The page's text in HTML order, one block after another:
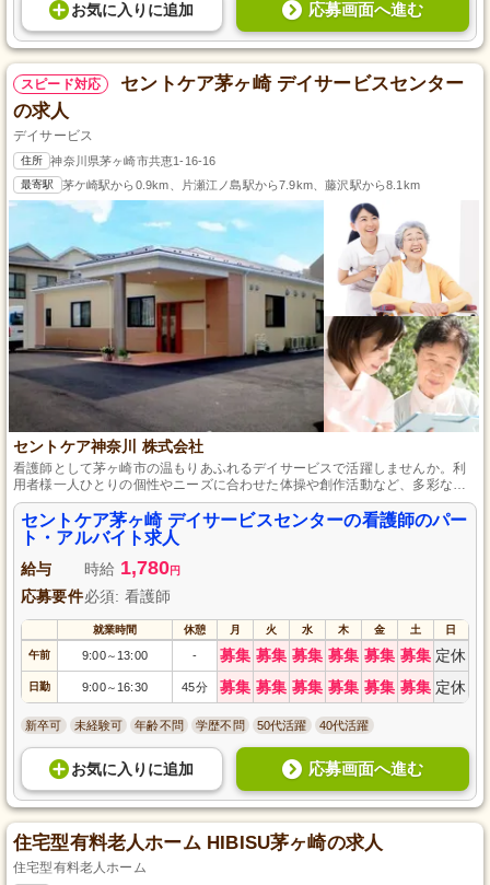
お気に入り に追加 応募画面へ進む
スピード対応
セントケア茅ヶ崎 デイサービスセンター
の求人
デイサービス
住所 神奈川県茅ヶ崎市共恵1-16-16
最寄駅 茅ケ崎駅から0.9km、片瀬江ノ島駅から7.9km、藤沢駅から8.1km
セントケア神奈川 株式会社
看護師として茅ヶ崎市の温もりあふれるデイサービスで活躍しませんか。利
用者様一人ひとりの個性やニーズに合わせた体操や創作活動など、多彩なプ
ログラムを通じて健康サポートを行います。未経験からスタートでも安心の
研修制度や資格取得支援制度も完備し、家庭や子育てともバランスよく両立
できる職場環境を整えています。
セントケア茅ヶ崎 デイサービスセンターの看護師のパー
ト・アルバイト求人
給与 時給 1,780円
応募要件必須: 看護師
就業時間 休憩 月 火 水 木 金 土 日
午前 9:00～ 13:00 - 募集 募集 募集 募集 募集 募集 定休
日勤 9:00～ 16:30 45分 募集 募集 募集 募集 募集 募集 定休
新卒可 未経験可 年齢不問 学歴不問 50代活躍 40代活躍
お気に入り に追加 応募画面へ進む
住宅型有料老人ホーム HIBISU茅ヶ崎の求人
住宅型有料老人ホーム